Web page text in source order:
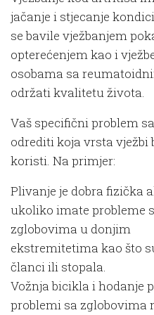
jačanje i stjecanje
se bavile vježbanjem
opterećenjem kao i
osobama sa
održati kvalitetu života.
Vaš specifični problem
odrediti koja vrsta vježbi
koristi. Na primjer:
Plivanje je dobra fizička
ukoliko imate probleme
zglobovima u donjim
ekstremitetima kao što
članci ili stopala.
Vožnja bicikla i hodanje
problemi sa zglobovima